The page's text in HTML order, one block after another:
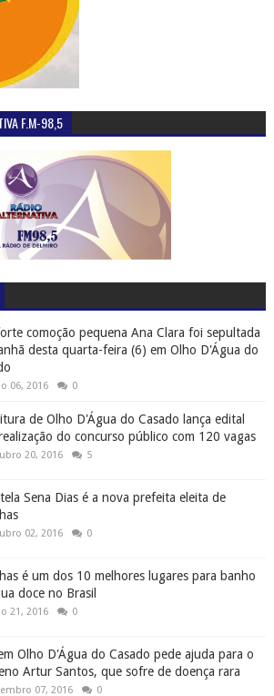
F.M-98,5
comoção pequena Ana Clara foi sepultada
desta quarta-feira (6) em Olho D'Água do
06, 2016 0
de Olho D'Água do Casado lança edital
do concurso público com 120 vagas
20, 2016 5
Sena Dias é a nova prefeita eleita de
02, 2016 0
é um dos 10 melhores lugares para banho
doce no Brasil
21, 2016 0
Olho D'Água do Casado pede ajuda para o
Artur Santos, que sofre de doença rara
07, 2016 0